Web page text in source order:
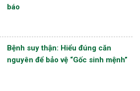
báo
Bệnh suy thận: Hiểu đúng căn
nguyên để bảo vệ “Gốc sinh mệnh”